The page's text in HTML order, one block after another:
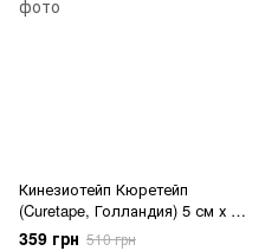
Кинезиотейп Кюретейп
(Curetape, Голландия) 5 см х 5
м - Оранжевый
359 грн 510 грн